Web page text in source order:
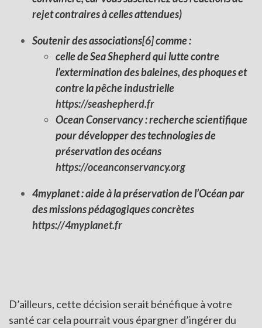
rejet contraires à celles attendues)
Soutenir des associations[6]comme :
celle de Sea Shepherd qui lutte contre
l’extermination des baleines, des phoques et
contre la pêche industrielle
https://seashepherd.fr
Ocean Conservancy : recherche scientifique
pour développer des technologies de
préservation des océans
https://oceanconservancy.org
4myplanet : aide à la préservation de l’Océan par
des missions pédagogiques concrètes
https://4myplanet.fr
D’ailleurs, cette décision serait bénéfique à votre
santé car cela pourrait vous épargner d’ingérer du